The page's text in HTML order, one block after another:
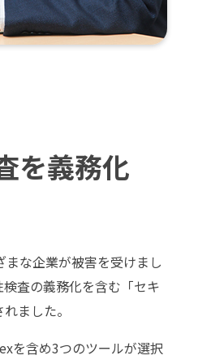
を義務化
な企業が被害を受けまし
査の義務化を含む「セキ
ました。
を含め3つのツールが選択